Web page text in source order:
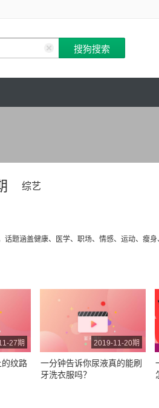
综艺
题涵盖健康、医学、职场、情感、运动、瘦
27期
纹路
2019-11-20期
一分钟告诉你尿液真的能刷
牙洗衣服吗？